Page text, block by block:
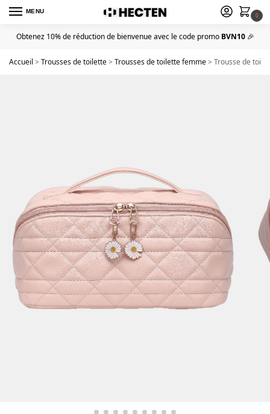
MENU
0
Obtenez 10% de réduction de bienvenue avec le code promo BVN10🎉
Accueil > Trousses de toilette> Trousses de toilette femme> Trousse de